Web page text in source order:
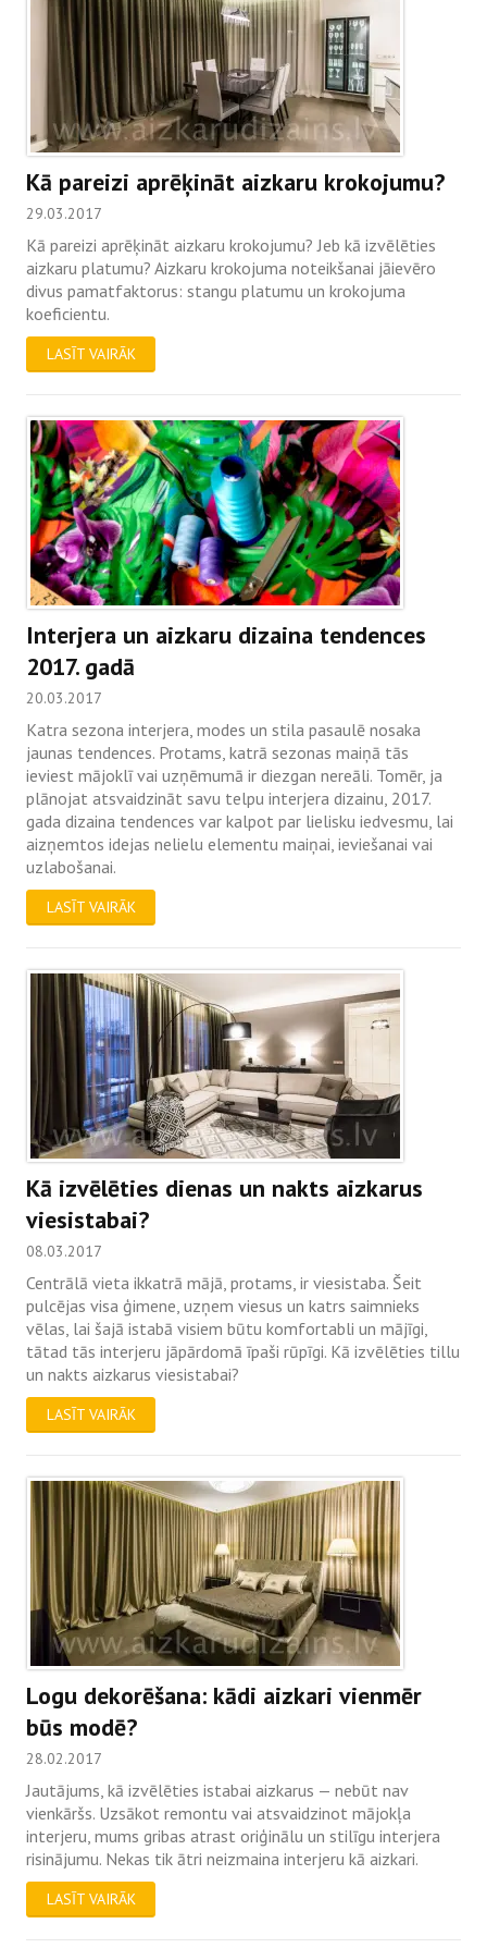
Kā pareizi aprēķināt aizkaru krokojumu?
29.03.2017
Kā pareizi aprēķināt aizkaru krokojumu? Jeb kā izvēlēties
aizkaru platumu? Aizkaru krokojuma noteikšanai jāievēro
divus pamatfaktorus: stangu platumu un krokojuma
koeficientu.
LASĪT VAIRĀK
Interjera un aizkaru dizaina tendences
2017. gadā
20.03.2017
Katra sezona interjera, modes un stila pasaulē nosaka
jaunas tendences. Protams, katrā sezonas maiņā tās
ieviest mājoklī vai uzņēmumā ir diezgan nereāli. Tomēr, ja
plānojat atsvaidzināt savu telpu interjera dizainu, 2017.
gada dizaina tendences var kalpot par lielisku iedvesmu, lai
aizņemtos idejas nelielu elementu maiņai, ieviešanai vai
uzlabošanai.
LASĪT VAIRĀK
Kā izvēlēties dienas un nakts aizkarus
viesistabai?
08.03.2017
Centrālā vieta ikkatrā mājā, protams, ir viesistaba. Šeit
pulcējas visa ģimene, uzņem viesus un katrs saimnieks
vēlas, lai šajā istabā visiem būtu komfortabli un mājīgi,
tātad tās interjeru jāpārdomā īpaši rūpīgi. Kā izvēlēties tillu
un nakts aizkarus viesistabai?
LASĪT VAIRĀK
Logu dekorēšana: kādi aizkari vienmēr
būs modē?
28.02.2017
Jautājums, kā izvēlēties istabai aizkarus — nebūt nav
vienkāršs. Uzsākot remontu vai atsvaidzinot mājokļa
interjeru, mums gribas atrast oriģinālu un stilīgu interjera
risinājumu. Nekas tik ātri neizmaina interjeru kā aizkari.
LASĪT VAIRĀK